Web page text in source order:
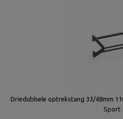
Driedubbele optrekstang 33/48mm
Sport